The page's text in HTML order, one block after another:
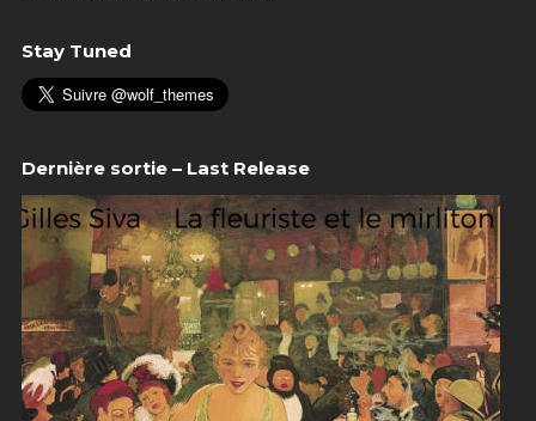
Stay Tuned
Dernière sortie – Last Release